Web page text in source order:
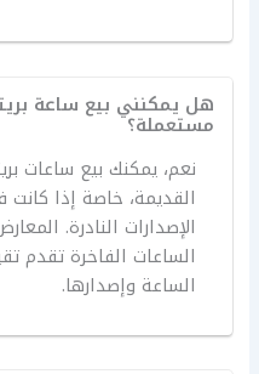
هل يمكنني بيع ساعة
مستعملة؟
نعم، يمكنك بيع ساعات
القديمة، خاصة إذا
الإصدارات النادرة.
الساعات الفاخرة تقدم
الساعة وإصدارها.